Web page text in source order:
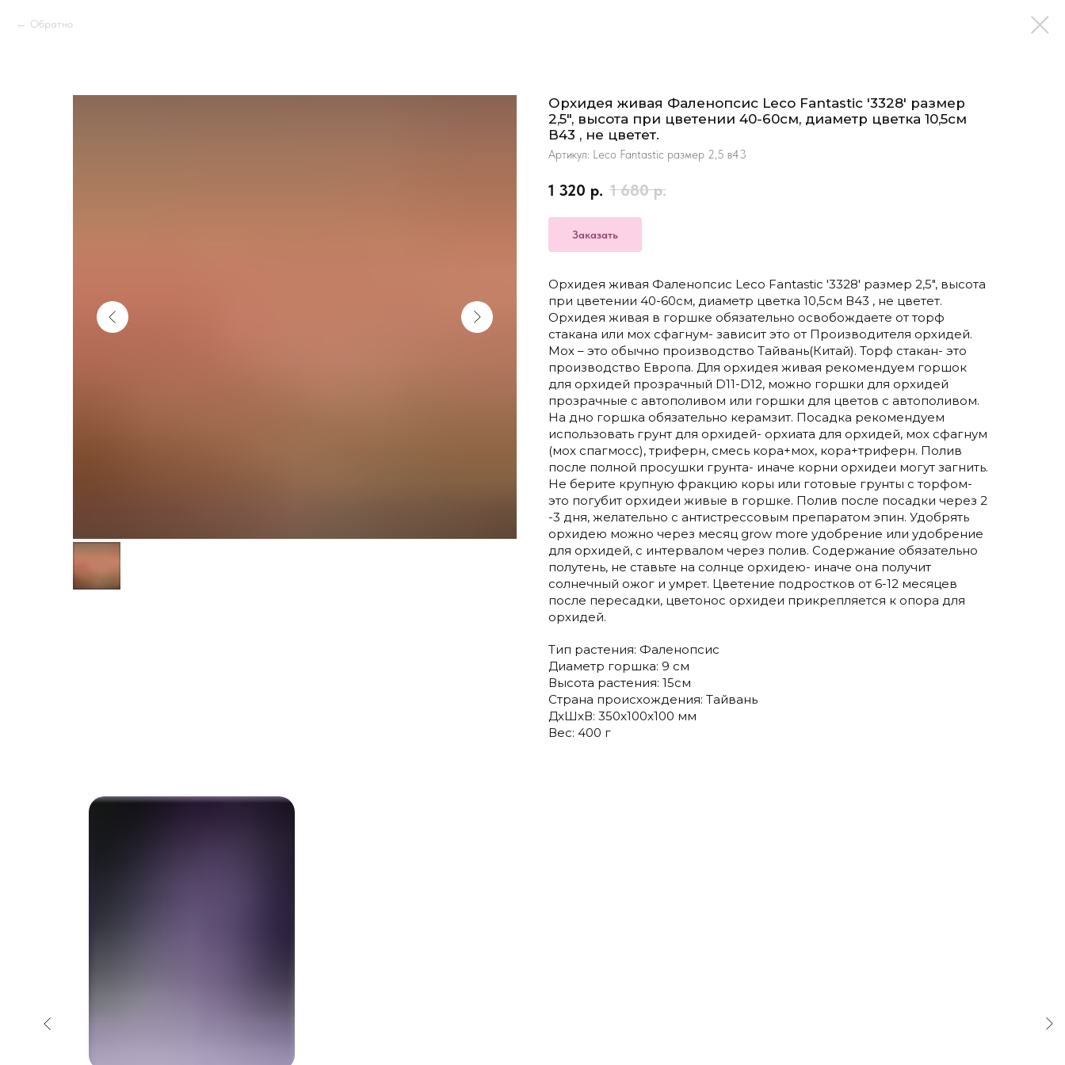
Обратно
Орхидея живая Фаленопсис Leco Fantastic '3328' размер
2,5", высота при цветении 40-60см, диаметр цветка 10,5см
В43 , не цветет.
Артикул: Leco Fantastic размер 2,5 в43
1 320 р. 1 680 р.
Заказать
Орхидея живая Фаленопсис Leco Fantastic '3328' размер 2,5", высота
при цветении 40-60см, диаметр цветка 10,5см В43 , не цветет.
Орхидея живая в горшке обязательно освобождаете от торф
стакана или мох сфагнум- зависит это от Производителя орхидей.
Мох – это обычно производство Тайвань(Китай). Торф стакан- это
производство Европа. Для орхидея живая рекомендуем горшок
для орхидей прозрачный D11-D12, можно горшки для орхидей
прозрачные с автополивом или горшки для цветов с автополивом.
На дно горшка обязательно керамзит. Посадка рекомендуем
использовать грунт для орхидей- орхиата для орхидей, мох сфагнум
(мох спагмосс), триферн, смесь кора+мох, кора+триферн. Полив
после полной просушки грунта- иначе корни орхидеи могут загнить.
Не берите крупную фракцию коры или готовые грунты с торфом-
это погубит орхидеи живые в горшке. Полив после посадки через 2
-3 дня, желательно с антистрессовым препаратом эпин. Удобрять
орхидею можно через месяц grow more удобрение или удобрение
для орхидей, с интервалом через полив. Содержание обязательно
полутень, не ставьте на солнце орхидею- иначе она получит
солнечный ожог и умрет. Цветение подростков от 6-12 месяцев
после пересадки, цветонос орхидеи прикрепляется к опора для
орхидей.
Тип растения: Фаленопсис
Диаметр горшка: 9 см
Высота растения: 15см
Страна происхождения: Тайвань
ДxШxВ: 350x100x100 мм
Вес: 400 г